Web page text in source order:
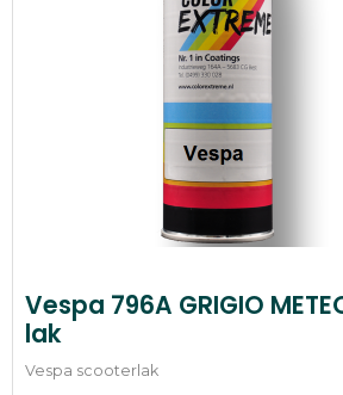
Vespa 796A GRIGIO
lak
Vespa scooterlak